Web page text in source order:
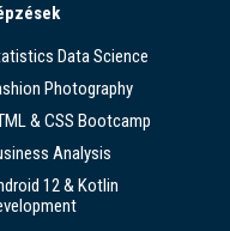
Data Science
Photography
& CSS Bootcamp
Analysis
12 & Kotlin